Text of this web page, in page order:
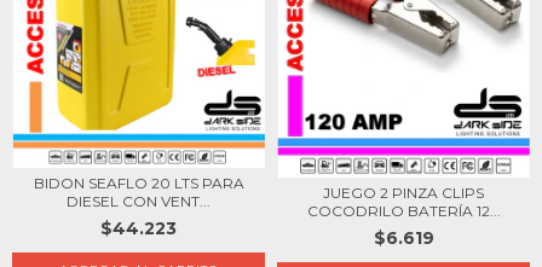
BIDON SEAFLO 20 LTS PARA
DIESEL CON VENT...
$44.223
JUEGO 2 PINZA CLIPS
COCODRILO BATERÍA 12...
$6.619